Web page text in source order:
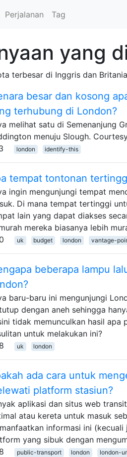
Perjalanan Tag
yang
terbesar di Inggris dan
besar dan kosong
terhubung di London?
melihat satu di Semenanjung
menuju Slough.
london identify-this
tempat tontonan
ingin mengunjungi tempat
Di mana tempat tertinggi
lain yang dapat diakses
mereka biasanya lebih
uk budget london vantage-
beberapa lampu
baru-baru ini mengunjungi
dengan aneh sehingga
tidak memunculkan hasil apa
untuk melakukan ini?
uk london
ada cara untuk
platform stasiun?
aplikasi dan situs web
atau kereta untuk masuk
informasi ini
yang sibuk dengan
public-transport london london-